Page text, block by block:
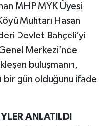
MHP MYK Üyesi
Muhtarı Hasan
Devlet Bahçeli’yi
Merkezi’nde
buluşmanın,
bir gün olduğunu ifade
ANLATILDI